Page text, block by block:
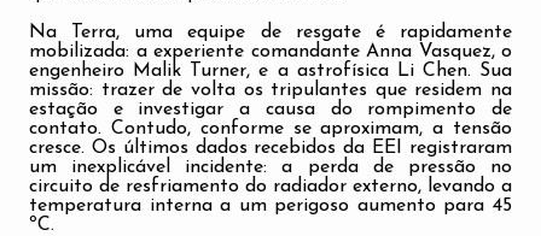
Na Terra, uma equipe de resgate é rapidamente
mobilizada: a experiente comandante Anna Vasquez, o
engenheiro Malik Turner, e a astrofísica Li Chen. Sua
missão: trazer de volta os tripulantes que residem na
estação e investigar a causa do rompimento de
contato. Contudo, conforme se aproximam, a tensão
cresce. Os últimos dados recebidos da EEI registraram
um inexplicável incidente: a perda de pressão no
circuito de resfriamento do radiador externo, levando a
temperatura interna a um perigoso aumento para 45
ºC.